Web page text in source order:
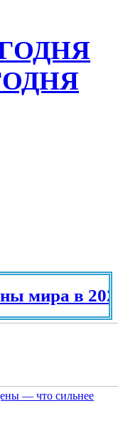
мира в 2025
— что сильнее